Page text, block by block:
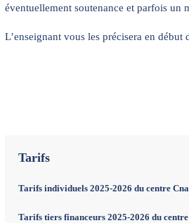
éventuellement soutenance et parfois un
L’enseignant vous les précisera en début
Tarifs
Tarifs individuels 2025-2026 du centre
Tarifs tiers financeurs 2025-2026 du